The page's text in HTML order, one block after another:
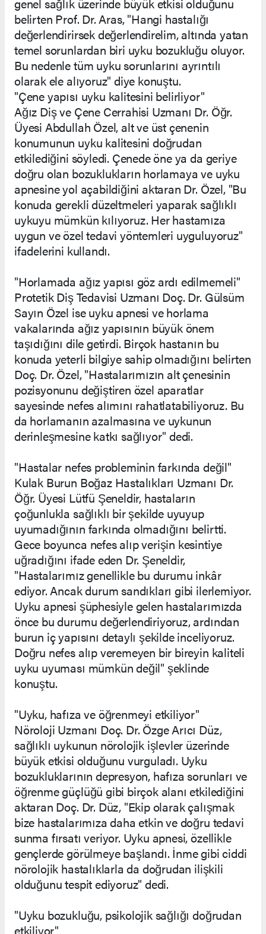
belirten Prof. Dr. Aras, "Hangi hastalığı
değerlendirirsek değerlendirelim, altında yatan
temel sorunlardan biri uyku bozukluğu oluyor.
Bu nedenle tüm uyku sorunlarını ayrıntılı
olarak ele alıyoruz" diye konuştu.
"Çene yapısı uyku kalitesini belirliyor"
Ağız Diş ve Çene Cerrahisi Uzmanı Dr. Öğr.
Üyesi Abdullah Özel, alt ve üst çenenin
konumunun uyku kalitesini doğrudan
etkilediğini söyledi. Çenede öne ya da geriye
doğru olan bozuklukların horlamaya ve uyku
apnesine yol açabildiğini aktaran Dr. Özel, "Bu
konuda gerekli düzeltmeleri yaparak sağlıklı
uykuyu mümkün kılıyoruz. Her hastamıza
uygun ve özel tedavi yöntemleri uyguluyoruz"
ifadelerini kullandı.
"Horlamada ağız yapısı göz ardı edilmemeli"
Protetik Diş Tedavisi Uzmanı Doç. Dr. Gülsüm
Sayın Özel ise uyku apnesi ve horlama
vakalarında ağız yapısının büyük önem
taşıdığını dile getirdi. Birçok hastanın bu
konuda yeterli bilgiye sahip olmadığını belirten
Doç. Dr. Özel, "Hastalarımızın alt çenesinin
pozisyonunu değiştiren özel aparatlar
sayesinde nefes alımını rahatlatabiliyoruz. Bu
da horlamanın azalmasına ve uykunun
derinleşmesine katkı sağlıyor" dedi.
"Hastalar nefes probleminin farkında değil"
Kulak Burun Boğaz Hastalıkları Uzmanı Dr.
Öğr. Üyesi Lütfü Şeneldir, hastaların
çoğunlukla sağlıklı bir şekilde uyuyup
uyumadığının farkında olmadığını belirtti.
Gece boyunca nefes alıp verişin kesintiye
uğradığını ifade eden Dr. Şeneldir,
"Hastalarımız genellikle bu durumu inkâr
ediyor. Ancak durum sandıkları gibi ilerlemiyor.
Uyku apnesi şüphesiyle gelen hastalarımızda
önce bu durumu değerlendiriyoruz, ardından
burun iç yapısını detaylı şekilde inceliyoruz.
Doğru nefes alıp veremeyen bir bireyin kaliteli
uyku uyuması mümkün değil" şeklinde
konuştu.
"Uyku, hafıza ve öğrenmeyi etkiliyor"
Nöroloji Uzmanı Doç. Dr. Özge Arıcı Düz,
sağlıklı uykunun nörolojik işlevler üzerinde
büyük etkisi olduğunu vurguladı. Uyku
bozukluklarının depresyon, hafıza sorunları ve
öğrenme güçlüğü gibi birçok alanı etkilediğini
aktaran Doç. Dr. Düz, "Ekip olarak çalışmak
bize hastalarımıza daha etkin ve doğru tedavi
sunma fırsatı veriyor. Uyku apnesi, özellikle
gençlerde görülmeye başlandı. İnme gibi ciddi
nörolojik hastalıklarla da doğrudan ilişkili
olduğunu tespit ediyoruz" dedi.
"Uyku bozukluğu, psikolojik sağlığı doğrudan
etkiliyor"